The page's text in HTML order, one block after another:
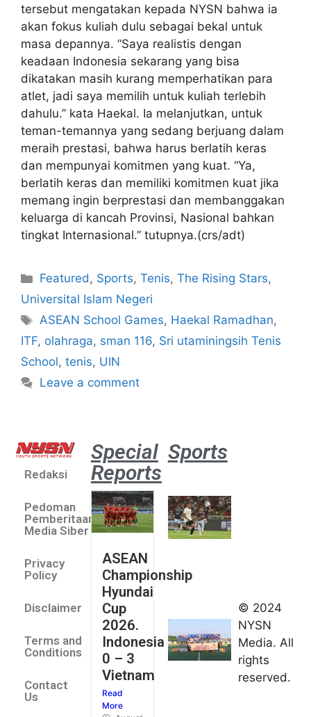
tersebut mengatakan kepada NYSN bahwa ia
akan fokus kuliah dulu sebagai bekal untuk
masa depannya. “Saya realistis dengan
keadaan Indonesia sekarang yang bisa
dikatakan masih kurang memperhatikan para
atlet, jadi saya memilih untuk kuliah terlebih
dahulu.” kata Haekal. Ia melanjutkan, untuk
teman-temannya yang sedang berjuang dalam
meraih prestasi, bahwa harus berlatih keras
dan mempunyai komitmen yang kuat. “Ya,
berlatih keras dan memiliki komitmen kuat jika
memang ingin berprestasi dan membanggakan
keluarga di kancah Provinsi, Nasional bahkan
tingkat Internasional.” tutupnya.(crs/adt)
Featured, Sports,Tenis,The Rising Stars,
Universital Islam Negeri
ASEAN School Games, Haekal Ramadhan,
ITF, olahraga, sman 116, Sri utaminingsih Tenis
School, tenis, UIN
Leave a comment
Redaksi
Pedoman
Pemberitaan
Media Siber
Privacy
Policy
Disclaimer
Terms and
Conditions
Contact
Us
Special
Reports
ASEAN
Championship
Hyundai
Cup
2026.
Indonesia
0 – 3
Vietnam
Read
More
Sports
umum
Kejurnas
Panahan
Junior di
Kudus
© 2024
NYSN
Media. All
rights
reserved.